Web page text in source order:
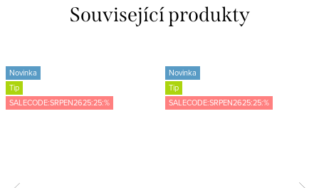
Související produkty
Novinka
Tip
SALECODE:SRPEN2625:25:%
Novinka
Tip
SALECODE:SRPEN2625:25:%